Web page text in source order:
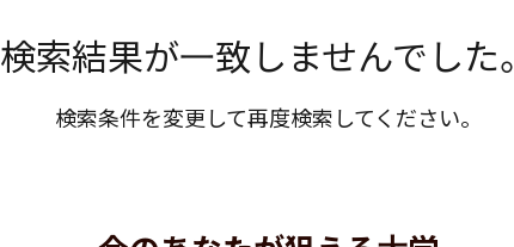
検索結果が一致しませんでした。
検索条件を変更して再度検索してください。